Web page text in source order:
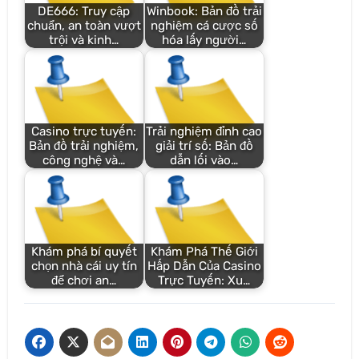
DE666: Truy cập
chuẩn, an toàn vượt
trội và kinh…
Winbook: Bản đồ trải
nghiệm cá cược số
hóa lấy người…
Casino trực tuyến:
Bản đồ trải nghiệm,
công nghệ và…
Trải nghiệm đỉnh cao
giải trí số: Bản đồ
dẫn lối vào…
Khám phá bí quyết
chọn nhà cái uy tín
để chơi an…
Khám Phá Thế Giới
Hấp Dẫn Của Casino
Trực Tuyến: Xu…